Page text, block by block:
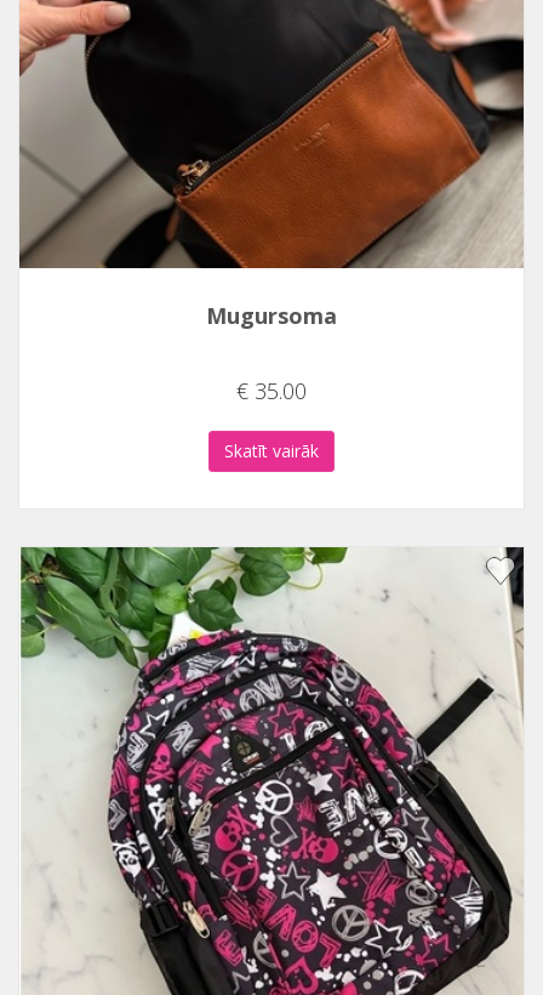
Mugursoma
€ 35.00
Skatīt vairāk